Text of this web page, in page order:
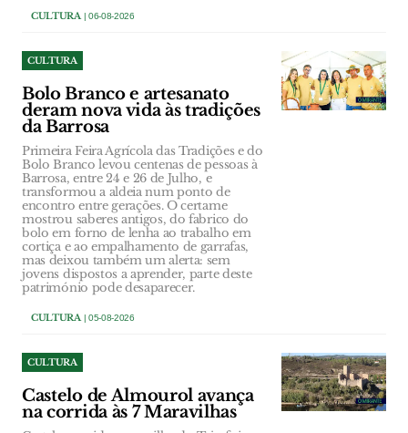
CULTURA | 06-08-2026
CULTURA
Bolo Branco e artesanato
deram nova vida às tradições
da Barrosa
Primeira Feira Agrícola das Tradições e do
Bolo Branco levou centenas de pessoas à
Barrosa, entre 24 e 26 de Julho, e
transformou a aldeia num ponto de
encontro entre gerações. O certame
mostrou saberes antigos, do fabrico do
bolo em forno de lenha ao trabalho em
cortiça e ao empalhamento de garrafas,
mas deixou também um alerta: sem
jovens dispostos a aprender, parte deste
património pode desaparecer.
CULTURA | 05-08-2026
CULTURA
Castelo de Almourol avança
na corrida às 7 Maravilhas